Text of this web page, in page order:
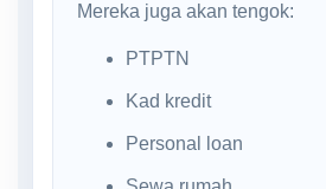
Mereka juga akan tengok:
PTPTN
Kad kredit
Personal loan